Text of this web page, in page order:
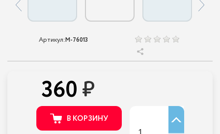
Артикул:M-76013
360
В КОРЗИНУ